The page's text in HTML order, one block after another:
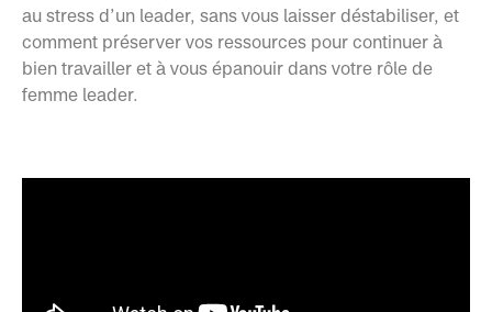
au stress d’un leader, sans vous laisser déstabiliser, et
comment préserver vos ressources pour continuer à
bien travailler et à vous épanouir dans votre rôle de
femme leader.